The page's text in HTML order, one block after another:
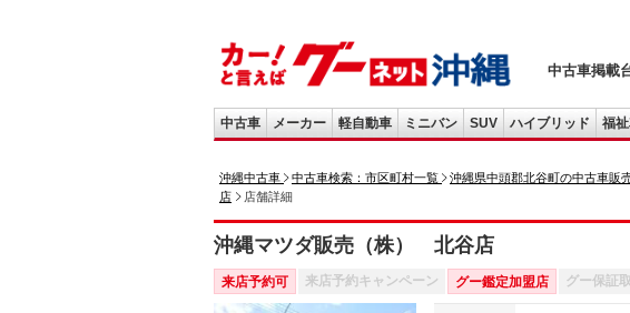
中古車掲載
中古車 メーカー 軽自動車 ミニバン SUV ハイブリッド 福
沖縄中古車 中古車検索：市区町村一覧 沖縄県中頭郡北谷町の中古車販
店
店舗詳細
沖縄マツダ販売（株） 北谷店
来店予約可 来店予約キャンペーン グー鑑定加盟店 グー保証